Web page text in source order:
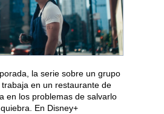
la serie sobre un grupo
en un restaurante de
en los problemas de salvarlo
En Disney+